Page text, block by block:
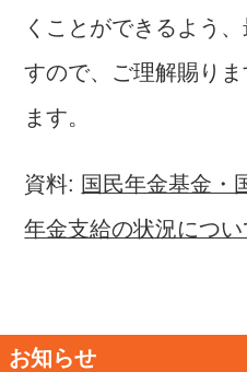
くことができるよう
すので、ご理解賜り
ます。
資料: 国民年金基金・
年金支給の状況につい
お知らせ